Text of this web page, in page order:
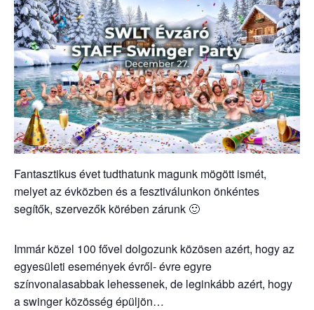
Fantasztikus évet tudthatunk magunk mögött ismét,
melyet az évközben és a fesztiválunkon önkéntes
segítők, szervezők körében zárunk 🙂
Immár közel 100 fővel dolgozunk közösen azért, hogy az
egyesületi események évről- évre egyre
színvonalasabbak lehessenek, de leginkább azért, hogy
a swinger közösség épüljön…